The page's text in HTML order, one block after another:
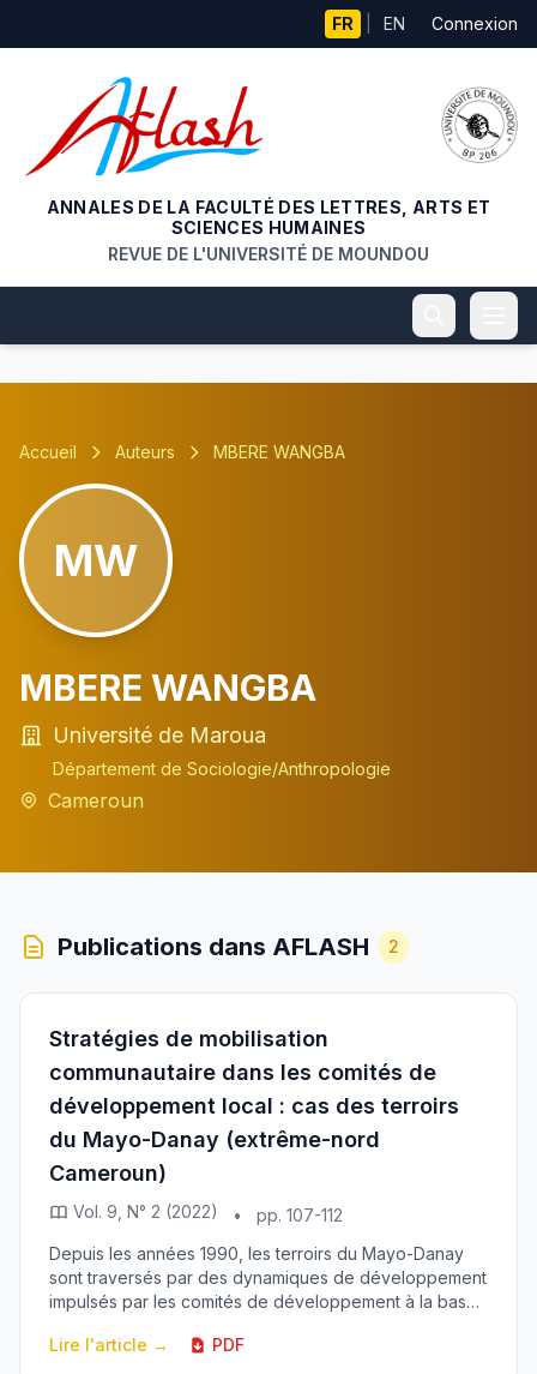
FR EN Connexion
ANNALES DE LA FACULTÉ DES LETTRES, ARTS ET
SCIENCES HUMAINES
REVUE DE L'UNIVERSITÉ DE MOUNDOU
Accueil Auteurs MBERE WANGBA
MW
MBERE WANGBA
Université de Maroua
Département de Sociologie/Anthropologie
Cameroun
Publications dans AFLASH 2
Stratégies de mobilisation
communautaire dans les comités de
développement local : cas des terroirs
du Mayo-Danay (extrême-nord
Cameroun)
Vol. 9, N° 2 (2022) •
pp. 107-112
Depuis les années 1990, les terroirs du Mayo-Danay
sont traversés par des dynamiques de développement
impulsés par les comités de développement à la base.
Lire l'article →
PDF